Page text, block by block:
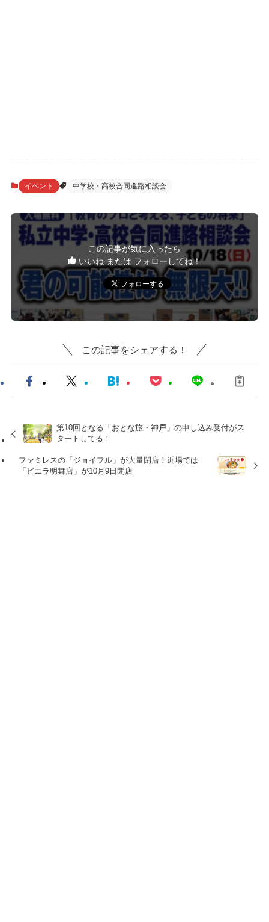
イベント 中学校・高校合同進路相談会
この記事が気に入ったら
いいね または フォローしてね！
この記事をシェアする！
第10回となる「おとな旅・神戸」の申し込み受付がス
タートしてる！
ファミレスの「ジョイフル」が大量閉店！近場では
「ビエラ明舞店」が10月9日閉店